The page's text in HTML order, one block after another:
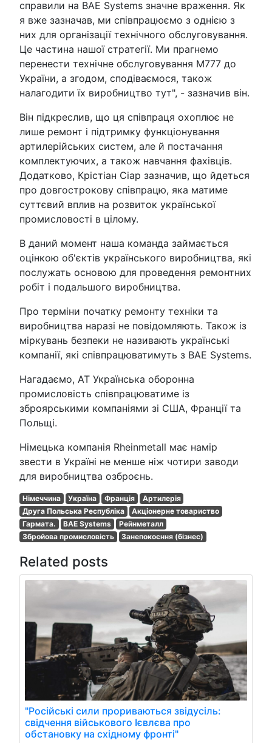
справили на BAE Systems значне враження. Як
я вже зазначав, ми співпрацюємо з однією з
них для організації технічного обслуговування.
Це частина нашої стратегії. Ми прагнемо
перенести технічне обслуговування M777 до
України, а згодом, сподіваємося, також
налагодити їх виробництво тут", - зазначив він.
Він підкреслив, що ця співпраця охоплює не
лише ремонт і підтримку функціонування
артилерійських систем, але й постачання
комплектуючих, а також навчання фахівців.
Додатково, Крістіан Сіар зазначив, що йдеться
про довгострокову співпрацю, яка матиме
суттєвий вплив на розвиток української
промисловості в цілому.
В даний момент наша команда займається
оцінкою об'єктів українського виробництва, які
послужать основою для проведення ремонтних
робіт і подальшого виробництва.
Про терміни початку ремонту техніки та
виробництва наразі не повідомляють. Також із
міркувань безпеки не називають українські
компанії, які співпрацюватимуть з BAE Systems.
Нагадаємо, АТ Українська оборонна
промисловість співпрацюватиме із
зброярськими компаніями зі США, Франції та
Польщі.
Німецька компанія Rheinmetall має намір
звести в Україні не менше ніж чотири заводи
для виробництва озброєнь.
Німеччина Україна Франція
Артилерія
Друга Польська Республіка
Акціонерне товариство
Гармата.
BAE Systems
Рейнметалл
Збройова промисловість
Занепокоєння (бізнес)
Related posts
"Російські сили прориваються звідусіль:
свідчення військового Ієвлєва про
обстановку на східному фронті"